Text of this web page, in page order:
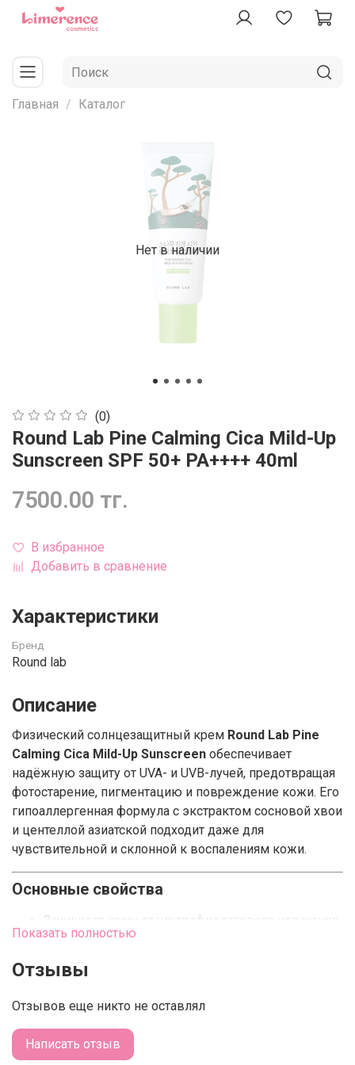
Главная Каталог
Нет в наличии
(0)
Round Lab Pine Calming Cica Mild-Up
Sunscreen SPF 50+ PA++++ 40ml
7500.00 тг.
В избранное
Добавить в сравнение
Характеристики
Бренд
Round lab
Описание
Физический солнцезащитный крем Round Lab Pine
Calming Cica Mild-Up Sunscreen обеспечивает
надёжную защиту от UVA- и UVB-лучей, предотвращая
фотостарение, пигментацию и повреждение кожи. Его
гипоаллергенная формула с экстрактом сосновой хвои
и центеллой азиатской подходит даже для
чувствительной и склонной к воспалениям кожи.
Основные свойства
Защищает кожу от ультрафиолетового излучения
и неблагоприятных факторов окружающей
воспаления.
Укрепляет барьерную функцию кожи и
предотвращает обезвоженность.
Показать полностью
Отзывы
Отзывов еще никто не оставлял
Написать отзыв